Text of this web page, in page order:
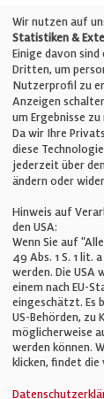
Telefon: +49
E-Mail:
Impressum
Cookie-
AGB
© Verlag für
Wir nutzen auf
Statistiken &
Einige davon
Dritten, um
Nutzerprofil zu
Anzeigen
um Ergebnisse
Da wir Ihre
diese
jederzeit über
ändern oder
Hinweis auf
den USA:
Wenn Sie auf
49 Abs. 1 S. 1 lit.
werden. Die USA
einem nach EU-
eingeschätzt. Es
US-Behörden, zu
möglicherweise
werden können.
klicken, findet